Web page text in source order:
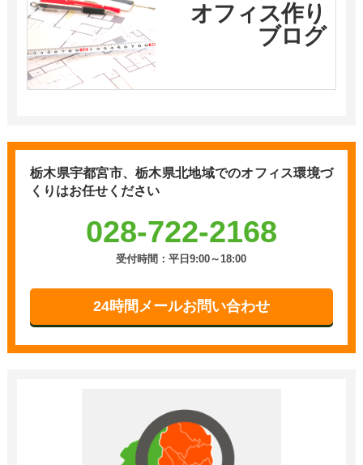
オフィス作り
ブログ
栃木県宇都宮市、栃木県北地域でのオフィス環境づ
くりはお任せください
028-722-2168
受付時間：平日9:00～18:00
24時間メールお問い合わせ